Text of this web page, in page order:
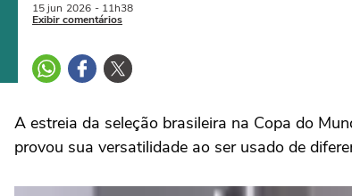
15 jun 2026 - 11h38
Exibir comentários
A estreia da seleção brasileira na Copa do
provou sua versatilidade ao ser usado de